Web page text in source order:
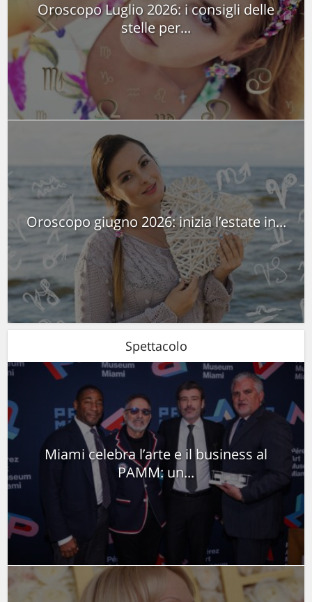
Oroscopo Luglio 2026: i consigli delle
stelle per...
Oroscopo giugno 2026: inizia l’estate in...
Spettacolo
Miami celebra l’arte e il business al
PAMM: un...